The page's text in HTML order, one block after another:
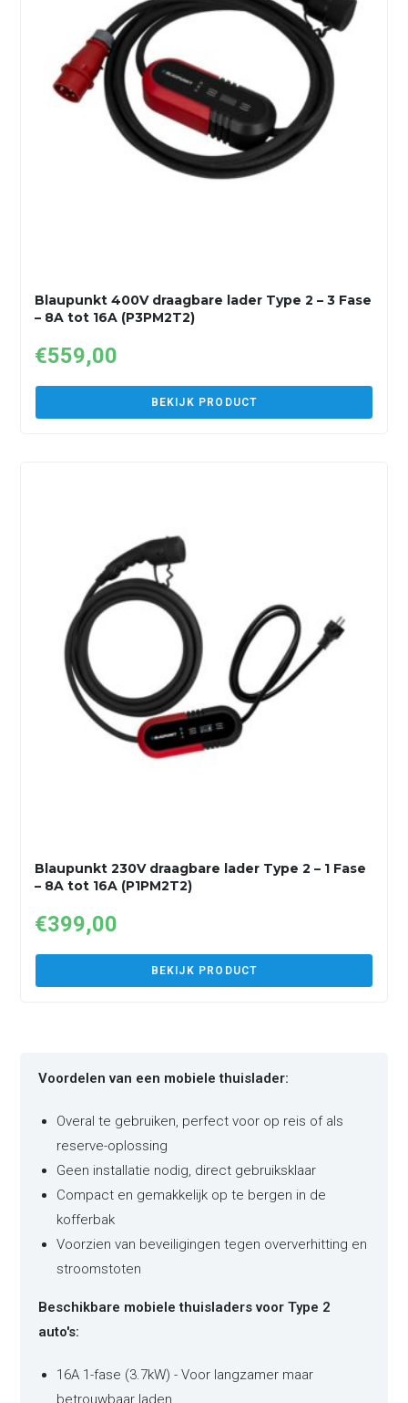
Blaupunkt 400V draagbare lader Type 2 – 3 Fase
– 8A tot 16A (P3PM2T2)
€559,00
BEKIJK PRODUCT
Blaupunkt 230V draagbare lader Type 2 – 1 Fase
– 8A tot 16A (P1PM2T2)
€399,00
BEKIJK PRODUCT
Voordelen van een mobiele thuislader:
Overal te gebruiken, perfect voor op reis of als
reserve-oplossing
Geen installatie nodig, direct gebruiksklaar
Compact en gemakkelijk op te bergen in de
kofferbak
Voorzien van beveiligingen tegen oververhitting en
stroomstoten
Beschikbare mobiele thuisladers voor Type 2
auto's:
16A 1-fase (3.7kW) - Voor langzamer maar
betrouwbaar laden